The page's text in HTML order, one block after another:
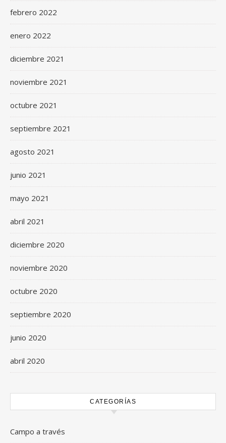
febrero 2022
enero 2022
diciembre 2021
noviembre 2021
octubre 2021
septiembre 2021
agosto 2021
junio 2021
mayo 2021
abril 2021
diciembre 2020
noviembre 2020
octubre 2020
septiembre 2020
junio 2020
abril 2020
CATEGORÍAS
Campo a través